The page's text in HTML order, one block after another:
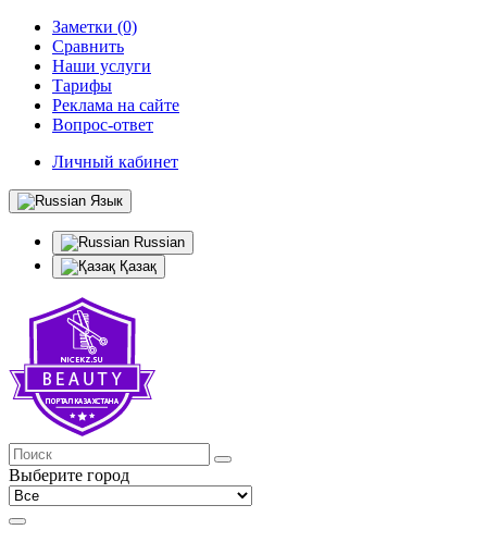
Заметки (0)
Сравнить
Наши услуги
Тарифы
Реклама на сайте
Вопрос-ответ
Личный кабинет
Язык
Russian
Қазақ
Выберите город